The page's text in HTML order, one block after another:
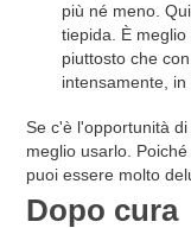
più né meno.
tiepida. È
piuttosto che
intensamente,
Se c'è l'opportunità
meglio usarlo.
puoi essere molto
Dopo cura